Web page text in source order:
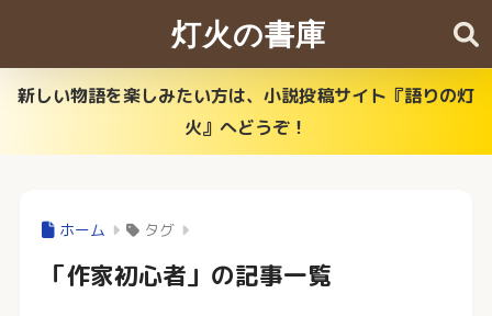
灯火の書庫
新しい物語を楽しみたい方は、小説投稿サイト『語りの灯
火』へどうぞ！
ホーム タグ
「作家初心者」の記事一覧